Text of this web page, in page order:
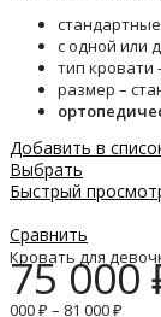
с одной или
тип кровати
размер –
Добавить в
Выбрать
Быстрый
Сравнить
Кровать для
75 000
000 ₽ – 81 000 ₽